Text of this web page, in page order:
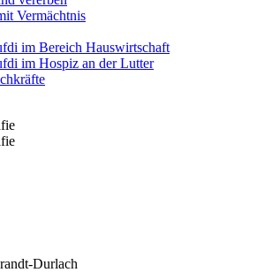
Vermächtnis
im Bereich Hauswirtschaft
im Hospiz an der Lutter
Durlach